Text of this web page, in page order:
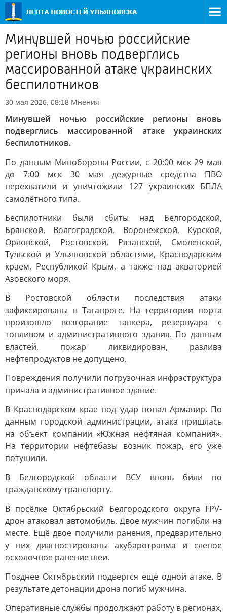
Минувшей ночью российские
регионы вновь подверглись
массированной атаке украинских
беспилотников
30 мая 2026, 08:18 Мнения
Минувшей ночью российские регионы вновь
подверглись массированной атаке украинских
беспилотников.
По данным Минобороны России, с 20:00 мск 29 мая
до 7:00 мск 30 мая дежурные средства ПВО
перехватили и уничтожили 127 украинских БПЛА
самолётного типа.
Беспилотники были сбиты над Белгородской,
Брянской, Волгоградской, Воронежской, Курской,
Орловской, Ростовской, Рязанской, Смоленской,
Тульской и Ульяновской областями, Краснодарским
краем, Республикой Крым, а также над акваторией
Азовского моря.
В Ростовской области последствия атаки
зафиксированы в Таганроге. На территории порта
произошло возгорание танкера, резервуара с
топливом и административного здания. По данным
властей, пожар ликвидирован, разлива
нефтепродуктов не допущено.
Повреждения получили погрузочная инфраструктура
причала и административное здание.
В Краснодарском крае под удар попал Армавир. По
данным городской администрации, атака пришлась
на объект компании «Южная нефтяная компания».
На территории нефтебазы возник пожар, его уже
потушили.
В Белгородской области ВСУ вновь били по
гражданскому транспорту.
В посёлке Октябрьский Белгородского округа FPV-
дрон атаковал автомобиль. Двое мужчин погибли на
месте. Ещё двое получили ранения, предварительно
у них диагностированы акубаротравма и слепое
осколочное ранение шеи.
Позднее Октябрьский подвергся ещё одной атаке. В
результате детонации дрона погиб мужчина.
Оперативные службы продолжают работу в регионах,